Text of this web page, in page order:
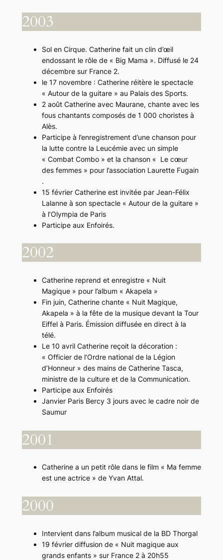
2003
Sol en Cirque. Catherine fait un clin d’œil
endossant le rôle de « Big Mama ». Diffusé le 24
décembre sur France 2.
le 17 novembre : Catherine réitère le spectacle
« Autour de la guitare » au Palais des Sports.
2 août Catherine avec Maurane, chante avec les
fous chantants composés de 1 000 choristes à
Alès.
Participe à l’enregistrement d’une chanson pour
la lutte contre la Leucémie avec un simple
« Combat Combo » et la chanson « Le cœur
des femmes » pour l’association Laurette Fugain
.
15 février Catherine est invitée par Jean-Félix
Lalanne à son spectacle « Autour de la guitare »
à l’Olympia de Paris
Participe aux Enfoirés.
2002
Catherine reprend et enregistre « Nuit
Magique » pour l’album « Akapela »
Fin juin, Catherine chante « Nuit Magique,
Akapela » à la fête de la musique devant la Tour
Eiffel à Paris. Émission diffusée en direct à la
télé.
Le 10 avril Catherine reçoit la décoration :
« Officier de l’Ordre national de la Légion
d’Honneur » des mains de Catherine Tasca,
ministre de la culture et de la Communication.
Participe aux Enfoirés
Janvier Paris Bercy 3 jours avec le cadre noir de
Saumur
2001
Catherine a un petit rôle dans le film « Ma femme
est une actrice » de Yvan Attal.
2000
Intervient dans l’album musical de la BD Thorgal
19 février diffusion de « Nuit magique aux
grands enfants » sur France 2 à 20h55